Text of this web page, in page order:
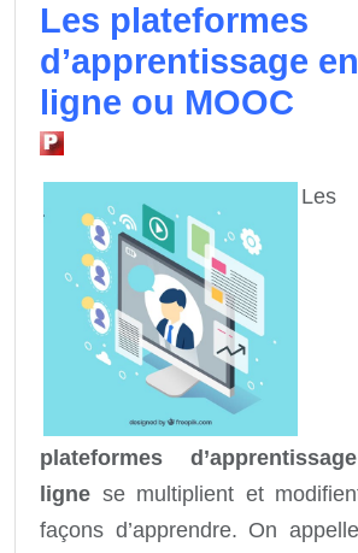
Les plateformes
d’apprentissage en
ligne ou MOOC
Les
plateformes
ligne se multiplient et
façons d’apprendre. On